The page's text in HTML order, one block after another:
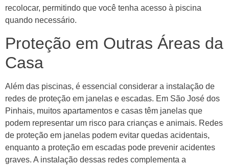
recolocar, permitindo que você tenha acesso à piscina
quando necessário.
Proteção em Outras Áreas da
Casa
Além das piscinas, é essencial considerar a instalação de
redes de proteção em janelas e escadas. Em São José dos
Pinhais, muitos apartamentos e casas têm janelas que
podem representar um risco para crianças e animais. Redes
de proteção em janelas podem evitar quedas acidentais,
enquanto a proteção em escadas pode prevenir acidentes
graves. A instalação dessas redes complementa a